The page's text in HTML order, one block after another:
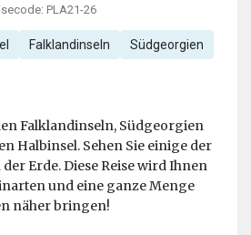
PLA21-26
Falklandinseln Südgeorgien
Falklandinseln, Südgeorgien
Halbinsel. Sehen Sie einige der
Erde. Diese Reise wird Ihnen
und eine ganze Menge
näher bringen!